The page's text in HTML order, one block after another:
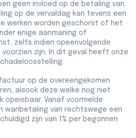
geen invloed op de betaling van
op de vervaldag kan tevens een
werken worden geschorst of het
enige aanmaning of
zelfs indien opeenvolgende
zijn. In dit geval heeft onze
op de overeengekomen
alsook deze welke nog niet
opeisbaar. Vanaf voormelde
wanbetaling van rechtswege een
zijn van 1% per begonnen